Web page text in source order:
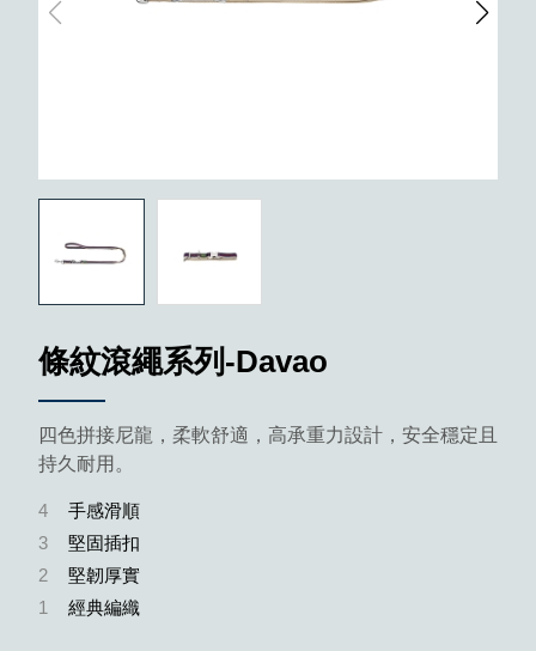
條紋滾繩系列-Davao
四色拼接尼龍，柔軟舒適，高承重力設計，安全穩定且
持久耐用。
4
手感滑順
3
堅固插扣
2
堅韌厚實
1
經典編織